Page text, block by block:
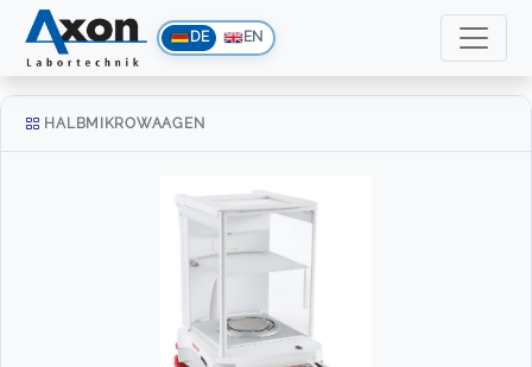
DE EN
HALBMIKROWAAGEN